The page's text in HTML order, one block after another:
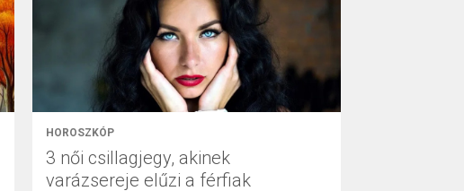
HOROSZKÓP
3 női csillagjegy, akinek
varázsereje elűzi a férfiak